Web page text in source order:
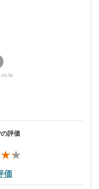
評価
価